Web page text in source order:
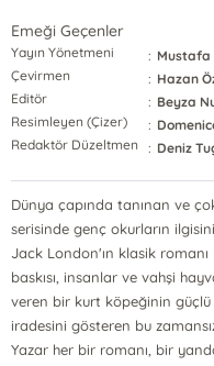
Emeği Geçenler
Yayın Yönetmeni : Mustafa
Çevirmen
: Hazan
Editör
: Beyza
Resimleyen (Çizer)
:
Redaktör Düzeltmen
: Deniz
Dünya çapında tanınan ve
serisinde genç okurların
Jack London'ın klasik
baskısı, insanlar ve vahşi
veren bir kurt köpeğinin
iradesini gösteren bu
Yazar her bir romanı, bir